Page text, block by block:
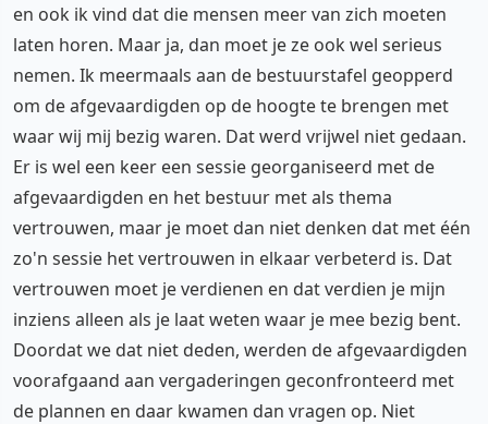
en ook ik vind dat die mensen meer van zich moeten
laten horen. Maar ja, dan moet je ze ook wel serieus
nemen. Ik meermaals aan de bestuurstafel geopperd
om de afgevaardigden op de hoogte te brengen met
waar wij mij bezig waren. Dat werd vrijwel niet gedaan.
Er is wel een keer een sessie georganiseerd met de
afgevaardigden en het bestuur met als thema
vertrouwen, maar je moet dan niet denken dat met één
zo'n sessie het vertrouwen in elkaar verbeterd is. Dat
vertrouwen moet je verdienen en dat verdien je mijn
inziens alleen als je laat weten waar je mee bezig bent.
Doordat we dat niet deden, werden de afgevaardigden
voorafgaand aan vergaderingen geconfronteerd met
de plannen en daar kwamen dan vragen op. Niet